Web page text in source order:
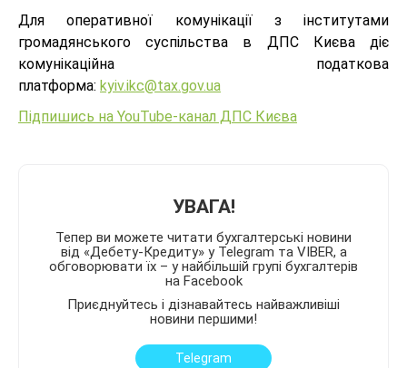
Для оперативної комунікації з інститутами
громадянського суспільства в ДПС Києва діє
комунікаційна податкова
платформа: kyiv.ikc@tax.gov.ua
Підпишись на YouTube-канал ДПС Києва
УВАГА!
Тепер ви можете читати бухгалтерські новини
від «Дебету-Кредиту» у Telegram та VIBER, а
обговорювати їх – у найбільшій групі бухгалтерів
на Facebook
Приєднуйтесь і дізнавайтесь найважливіші
новини першими!
Telegram